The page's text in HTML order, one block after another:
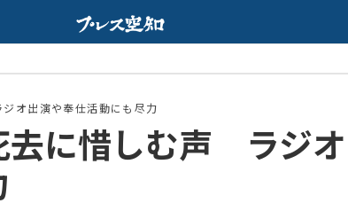
オ出演や奉仕活動にも尽力
去に惜しむ声 ラジオ